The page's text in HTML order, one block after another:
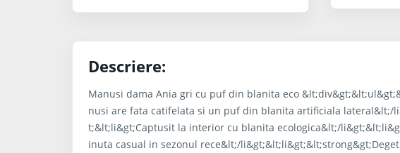
Descriere:
Manusi dama Ania gri cu puf din blanita eco
nusi are fata catifelata si un puf din blanita artificiala lateral&lt;/
t;&lt;li&gt;Captusit la interior cu blanita ecologica&lt;/
inuta casual in sezonul rece&lt;/